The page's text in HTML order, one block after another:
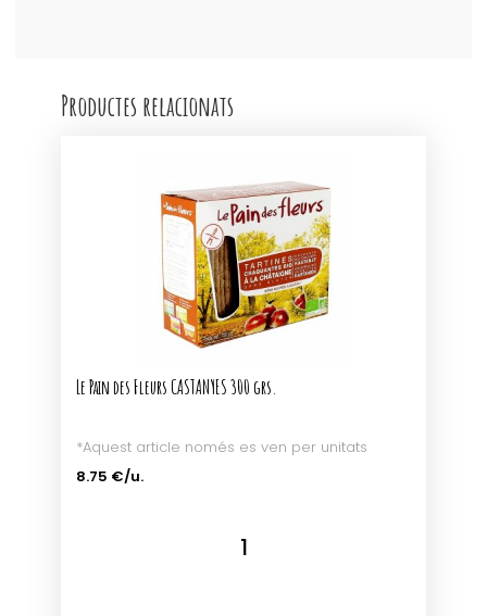
Productes relacionats
Le Pain des Fleurs CASTANYES 300 grs.
*Aquest article només es ven per unitats
8.75 €/u.